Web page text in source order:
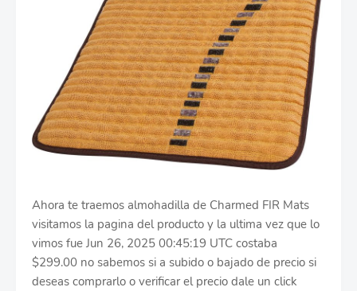
Ahora te traemos almohadilla de Charmed FIR Mats
visitamos la pagina del producto y la ultima vez que lo
vimos fue Jun 26, 2025 00:45:19 UTC costaba
$299.00 no sabemos si a subido o bajado de precio si
deseas comprarlo o verificar el precio dale un click